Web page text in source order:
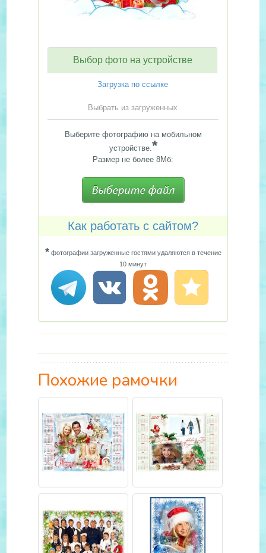
Выбор фото на устройстве
Загрузка по ссылке
Выбрать из загруженных
Выберите фотографию на мобильном
устройстве.*
Размер не более 8Мб:
Как работать с сайтом?
*фотографии загруженные гостями удаляются в течение
10 минут
Похожие рамочки